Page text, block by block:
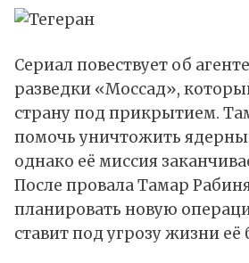
Сериалповествует об
разведки «Моссад»,
страну под прикрытием.
помочь уничтожить
однако её миссия
После провала Тамар
планировать новую
ставит под угрозу жизни её